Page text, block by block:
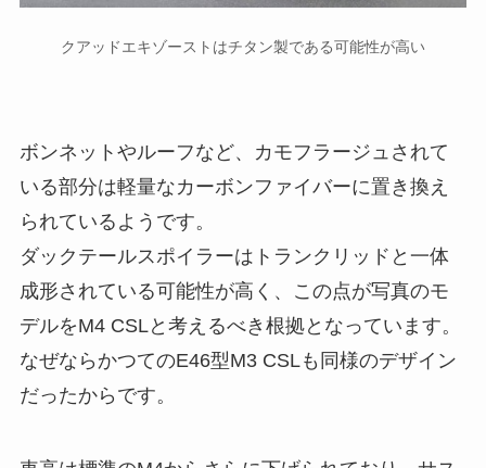
クアッドエキゾーストはチタン製である可能性が高い
ボンネットやルーフなど、カモフラージュされて
いる部分は軽量なカーボンファイバーに置き換え
られているようです。
ダックテールスポイラーはトランクリッドと一体
成形されている可能性が高く、この点が写真のモ
デルをM4 CSLと考えるべき根拠となっています。
なぜならかつてのE46型M3 CSLも同様のデザイン
だったからです。